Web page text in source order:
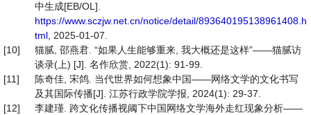
中生成[EB/OL].
https://www.sczjw.net.cn/notice/detail/893640195138961408.h
tml , 2025-01-07.
[10]
猫腻, 邵燕君. “如果人生能够重来, 我大概还是这样”——猫腻访
谈录(上) [J]. 名作欣赏, 2022(1): 91-99.
[11]
陈奇佳, 宋鸽. 当代世界如何想象中国——网络文学的文化书写
及其国际传播[J]. 江苏行政学院学报, 2024(1): 29-37.
[12]
李建瑾. 跨文化传播视阈下中国网络文学海外走红现象分析——